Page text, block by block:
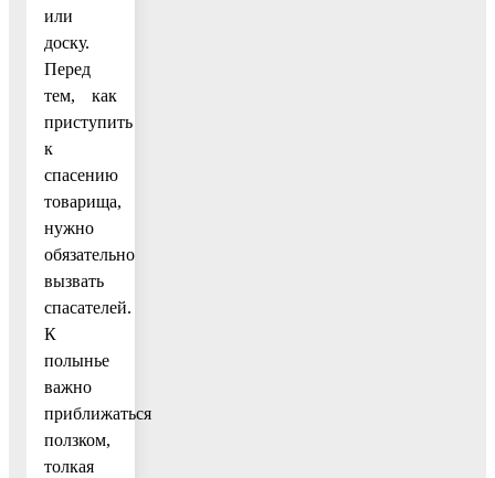
или
доску.
Перед
тем, как
приступить
к
спасению
товарища,
нужно
обязательно
вызвать
спасателей.
К
полынье
важно
приближаться
ползком,
толкая